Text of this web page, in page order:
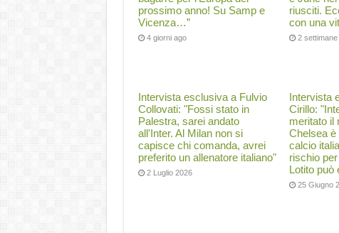
prossimo anno! Su Samp e
Vicenza…”
4 giorni ago
riusciti.
con una
2 settimane
Intervista esclusiva a Fulvio
Collovati: "Fossi stato in
Palestra, sarei andato
all'Inter. Al Milan non si
capisce chi comanda, avrei
preferito un allenatore italiano"
2 Luglio 2026
Intervista
Cirillo:
meritato il
Chelsea è
calcio
rischio
Lotito può
25 Giugno